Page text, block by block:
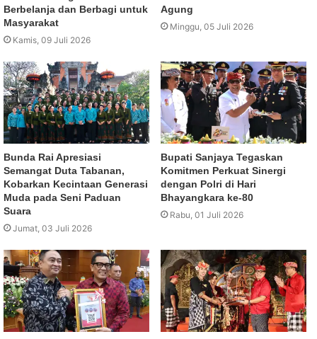
Berbelanja dan Berbagi untuk
Masyarakat
Kamis, 09 Juli 2026
Agung
Minggu, 05 Juli 2026
Bunda Rai Apresiasi
Semangat Duta Tabanan,
Kobarkan Kecintaan Generasi
Muda pada Seni Paduan
Suara
Jumat, 03 Juli 2026
Bupati Sanjaya Tegaskan
Komitmen Perkuat Sinergi
dengan Polri di Hari
Bhayangkara ke-80
Rabu, 01 Juli 2026